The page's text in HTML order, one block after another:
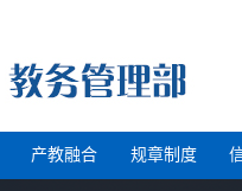
产教融合 规章制度